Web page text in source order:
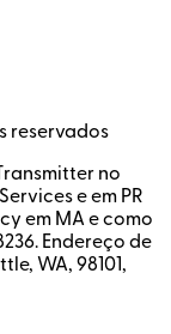
reservados
no
e em PR
em MA e como
Endereço de
WA, 98101,